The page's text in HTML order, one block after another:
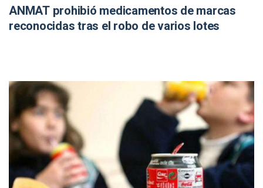
ANMAT prohibió medicamentos de marcas
reconocidas tras el robo de varios lotes